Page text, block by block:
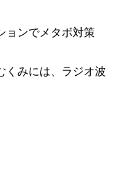
ョンでメタボ対策
くみには、ラジオ波